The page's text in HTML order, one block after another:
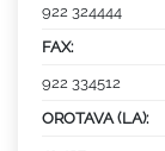
922 324444
FAX:
922 334512
OROTAVA (LA):